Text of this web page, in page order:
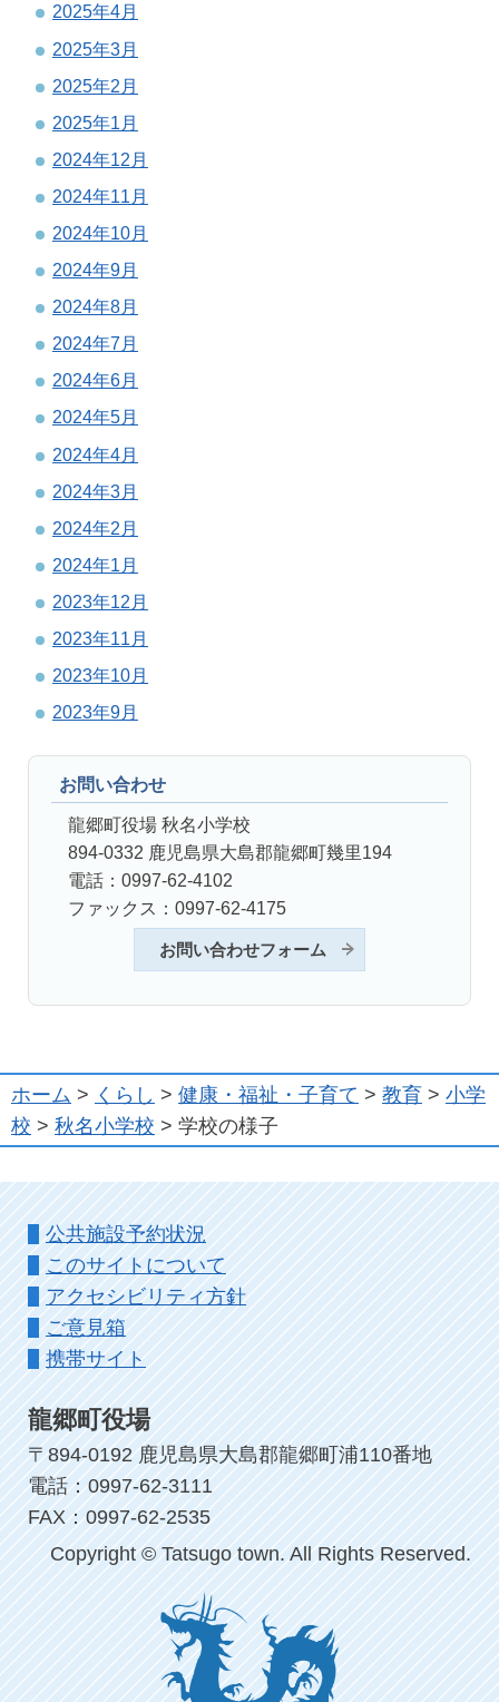
2025年4月
2025年3月
2025年2月
2025年1月
2024年12月
2024年11月
2024年10月
2024年9月
2024年8月
2024年7月
2024年6月
2024年5月
2024年4月
2024年3月
2024年2月
2024年1月
2023年12月
2023年11月
2023年10月
2023年9月
お問い合わせ
龍郷町役場 秋名小学校
894-0332 鹿児島県大島郡龍郷町幾里194
電話：0997-62-4102
ファックス：0997-62-4175
お問い合わせフォーム
ホーム > くらし > 健康・福祉・子育て > 教育 > 小学
校 > 秋名小学校 > 学校の様子
公共施設予約状況
このサイトについて
アクセシビリティ方針
ご意見箱
携帯サイト
龍郷町役場
〒894-0192 鹿児島県大島郡龍郷町浦110番地
電話：0997-62-3111
FAX：0997-62-2535
Copyright © Tatsugo town. All Rights Reserved.